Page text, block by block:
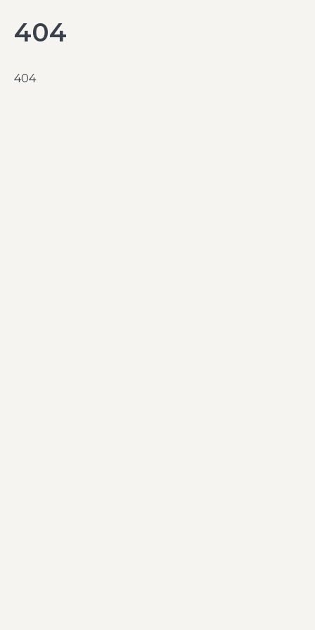
404
404